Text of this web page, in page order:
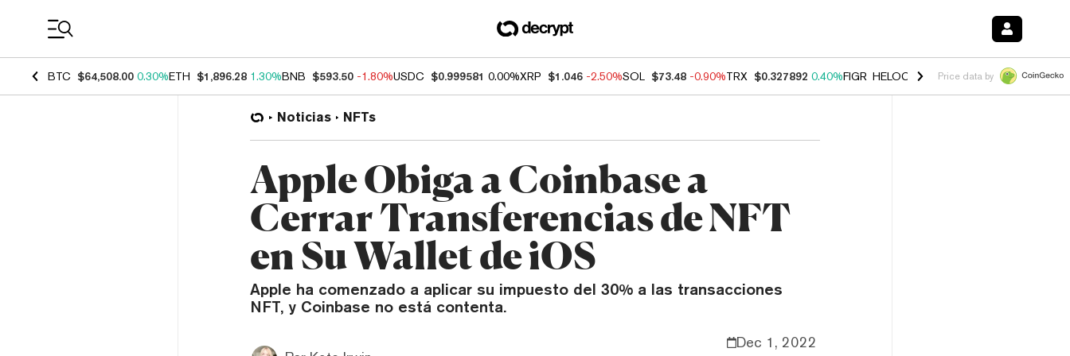
BTC $64,508.00 0.30%ETH $1,896.28 1.30%BNB $593.50 -1.80%USDC $0.999581 0.00%XRP $1.046 -2.50%SOL $73.48 -0.90%TRX $0.327892 0.40%FIGR_HELOC $1.033 3.00%HYPE $56.19
Price data by
Noticias NFTs
Apple Obiga a Coinbase a
Cerrar Transferencias de NFT
en Su Wallet de iOS
Apple ha comenzado a aplicar su impuesto del 30% a las transacciones
NFT, y Coinbase no está contenta.
Dec 1, 2022